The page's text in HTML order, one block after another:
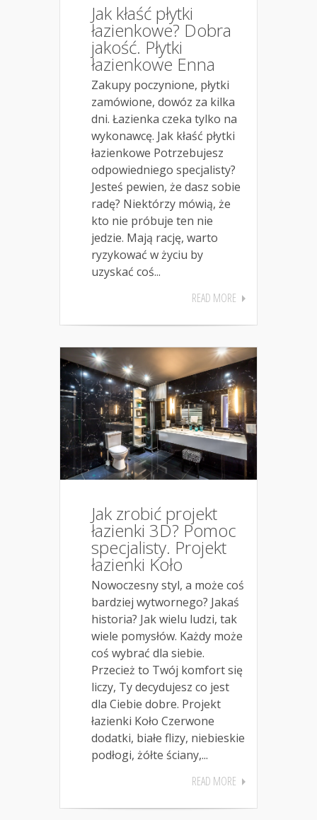
Jak kłaść płytki
łazienkowe? Dobra
jakość. Płytki
łazienkowe Enna
Zakupy poczynione, płytki
zamówione, dowóz za kilka
dni. Łazienka czeka tylko na
wykonawcę. Jak kłaść płytki
łazienkowe Potrzebujesz
odpowiedniego specjalisty?
Jesteś pewien, że dasz sobie
radę? Niektórzy mówią, że
kto nie próbuje ten nie
jedzie. Mają rację, warto
ryzykować w życiu by
uzyskać coś...
READ MORE
Jak zrobić projekt
łazienki 3D? Pomoc
specjalisty. Projekt
łazienki Koło
Nowoczesny styl, a może coś
bardziej wytwornego? Jakaś
historia? Jak wielu ludzi, tak
wiele pomysłów. Każdy może
coś wybrać dla siebie.
Przecież to Twój komfort się
liczy, Ty decydujesz co jest
dla Ciebie dobre. Projekt
łazienki Koło Czerwone
dodatki, białe flizy, niebieskie
podłogi, żółte ściany,...
READ MORE